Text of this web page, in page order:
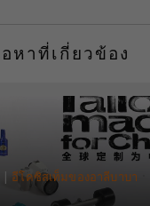
อหาที่เกี่ยวข้อง
| อีโคซิสเท็มของอาลีบาบา